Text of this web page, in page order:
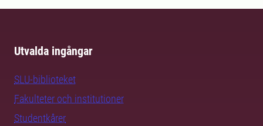
Utvalda ingångar
SLU-biblioteket
Fakulteter och institutioner
Studentkårer